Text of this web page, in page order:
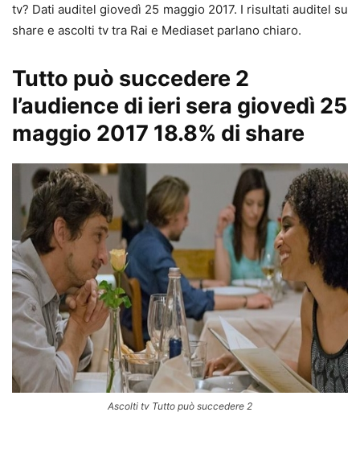
tv? Dati auditel giovedì 25 maggio 2017. I risultati auditel su
share e ascolti tv tra Rai e Mediaset parlano chiaro.
Tutto può succedere 2
l’audience di ieri sera giovedì 25
maggio 2017 18.8% di share
Ascolti tv Tutto può succedere 2